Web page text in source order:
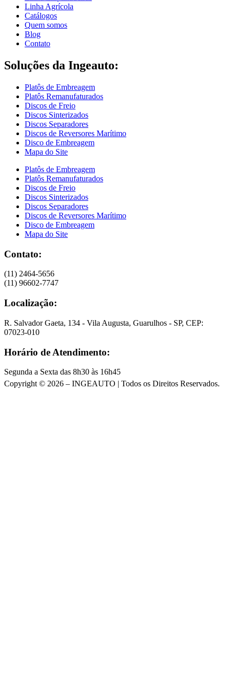
Linha Agrícola
Catálogos
Quem somos
Blog
Contato
Soluções da Ingeauto:
Platôs de Embreagem
Platôs Remanufaturados
Discos de Freio
Discos Sinterizados
Discos Separadores
Discos de Reversores Marítimo
Disco de Embreagem
Mapa do Site
Platôs de Embreagem
Platôs Remanufaturados
Discos de Freio
Discos Sinterizados
Discos Separadores
Discos de Reversores Marítimo
Disco de Embreagem
Mapa do Site
Contato:
(11) 2464-5656
(11) 96602-7747
Localização:
R. Salvador Gaeta, 134 - Vila Augusta, Guarulhos - SP, CEP:
07023-010
Horário de Atendimento:
Segunda a Sexta das 8h30 às 16h45
Copyright © 2026 – INGEAUTO | Todos os Direitos Reservados.